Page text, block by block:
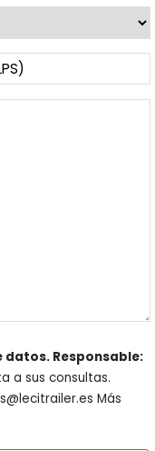
Responsable:
a sus consultas.
Más